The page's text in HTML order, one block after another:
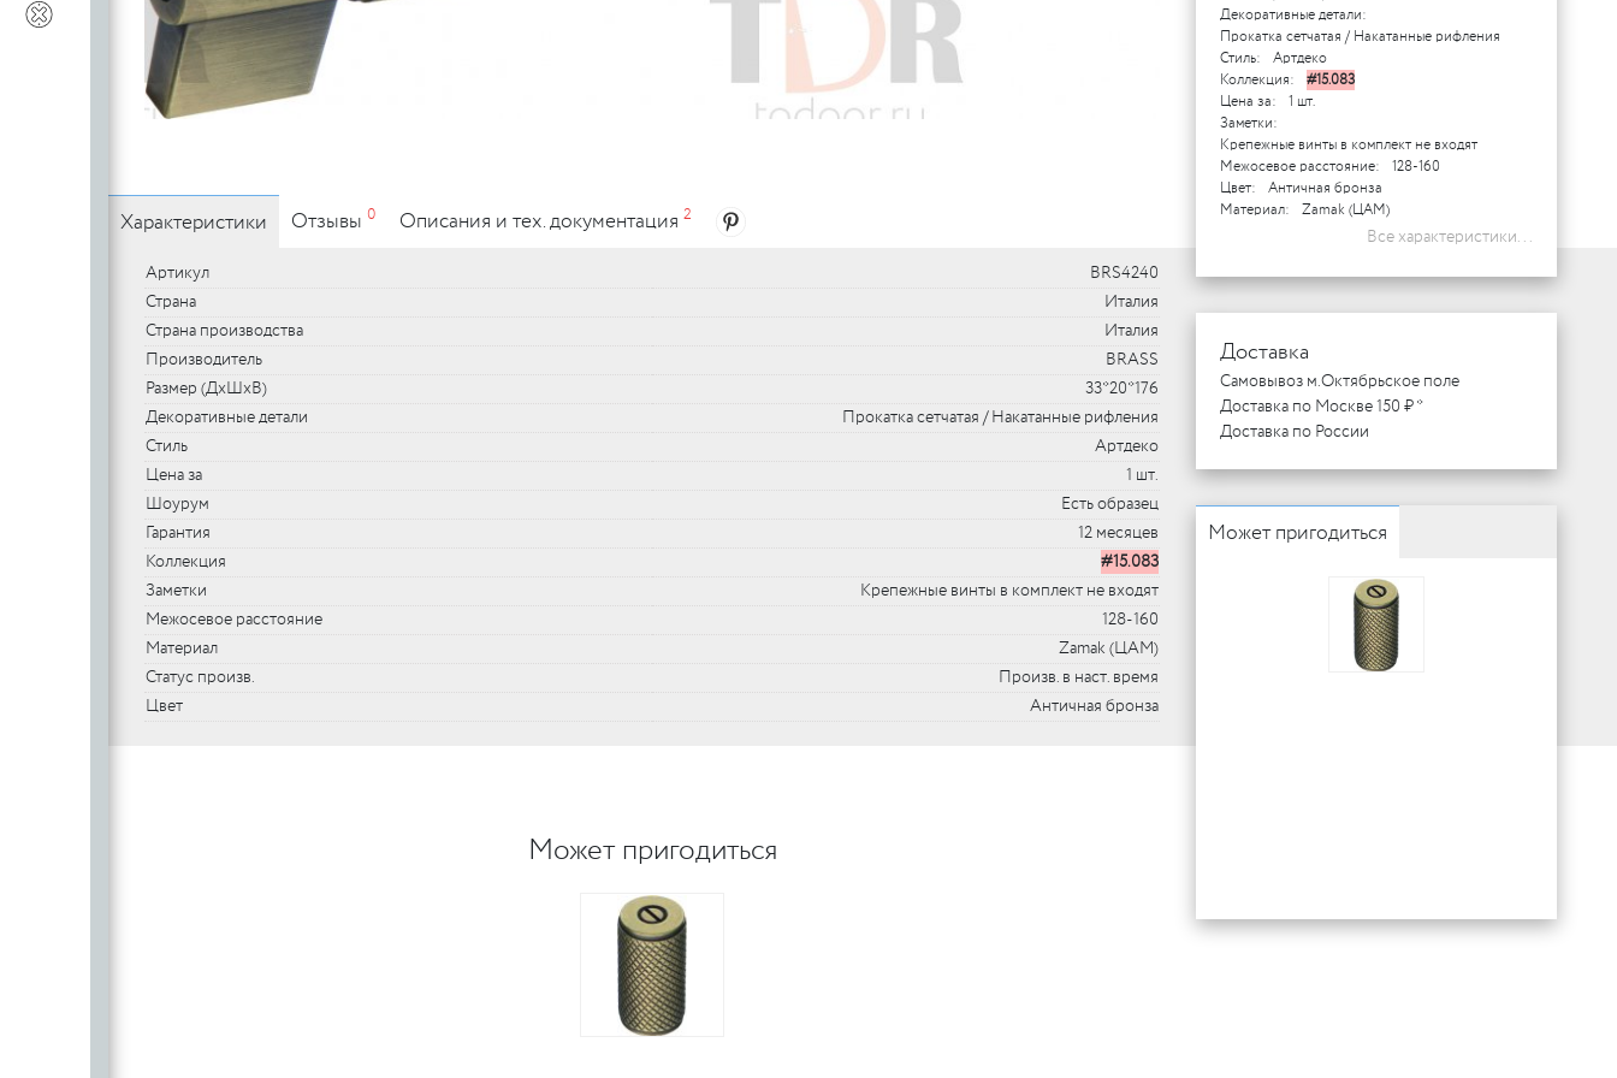
- кольца
- раковины
Мебельные ручки
- погонаж
Выведенный из каталога товар
Выведенный из каталога товар
Декоративные детали:
Прокатка сетчатая / Накатанные рифления
Стиль:
Артдеко
Коллекция:
#15.083
Цена за:
1 шт.
Заметки:
Крепежные винты в комплект не входят
Межосевое расстояние:
128-160
Цвет:
Античная бронза
Материал:
Zamak (ЦАМ)
Все характеристики...
Доставка
Самовывоз м.Октябрьское поле
Доставка по Москве 150 ₽ *
Доставка по России
Может пригодиться
Характеристики
Артикул
BRS4240
Страна
Италия
Страна производства
Италия
Производитель
BRASS
Размер (ДхШхВ)
33*20*176
Декоративные детали
Прокатка сетчатая / Накатанные рифления
Стиль
Артдеко
Цена за
1 шт.
Шоурум
Есть образец
Гарантия
12 месяцев
Коллекция
#15.083
Заметки
Крепежные винты в комплект не входят
Межосевое расстояние
128-160
Материал
Zamak (ЦАМ)
Статус произв.
Произв. в наст. время
Цвет
Античная бронза
Отзывы 0 Описания и тех. документация 2
Может пригодиться